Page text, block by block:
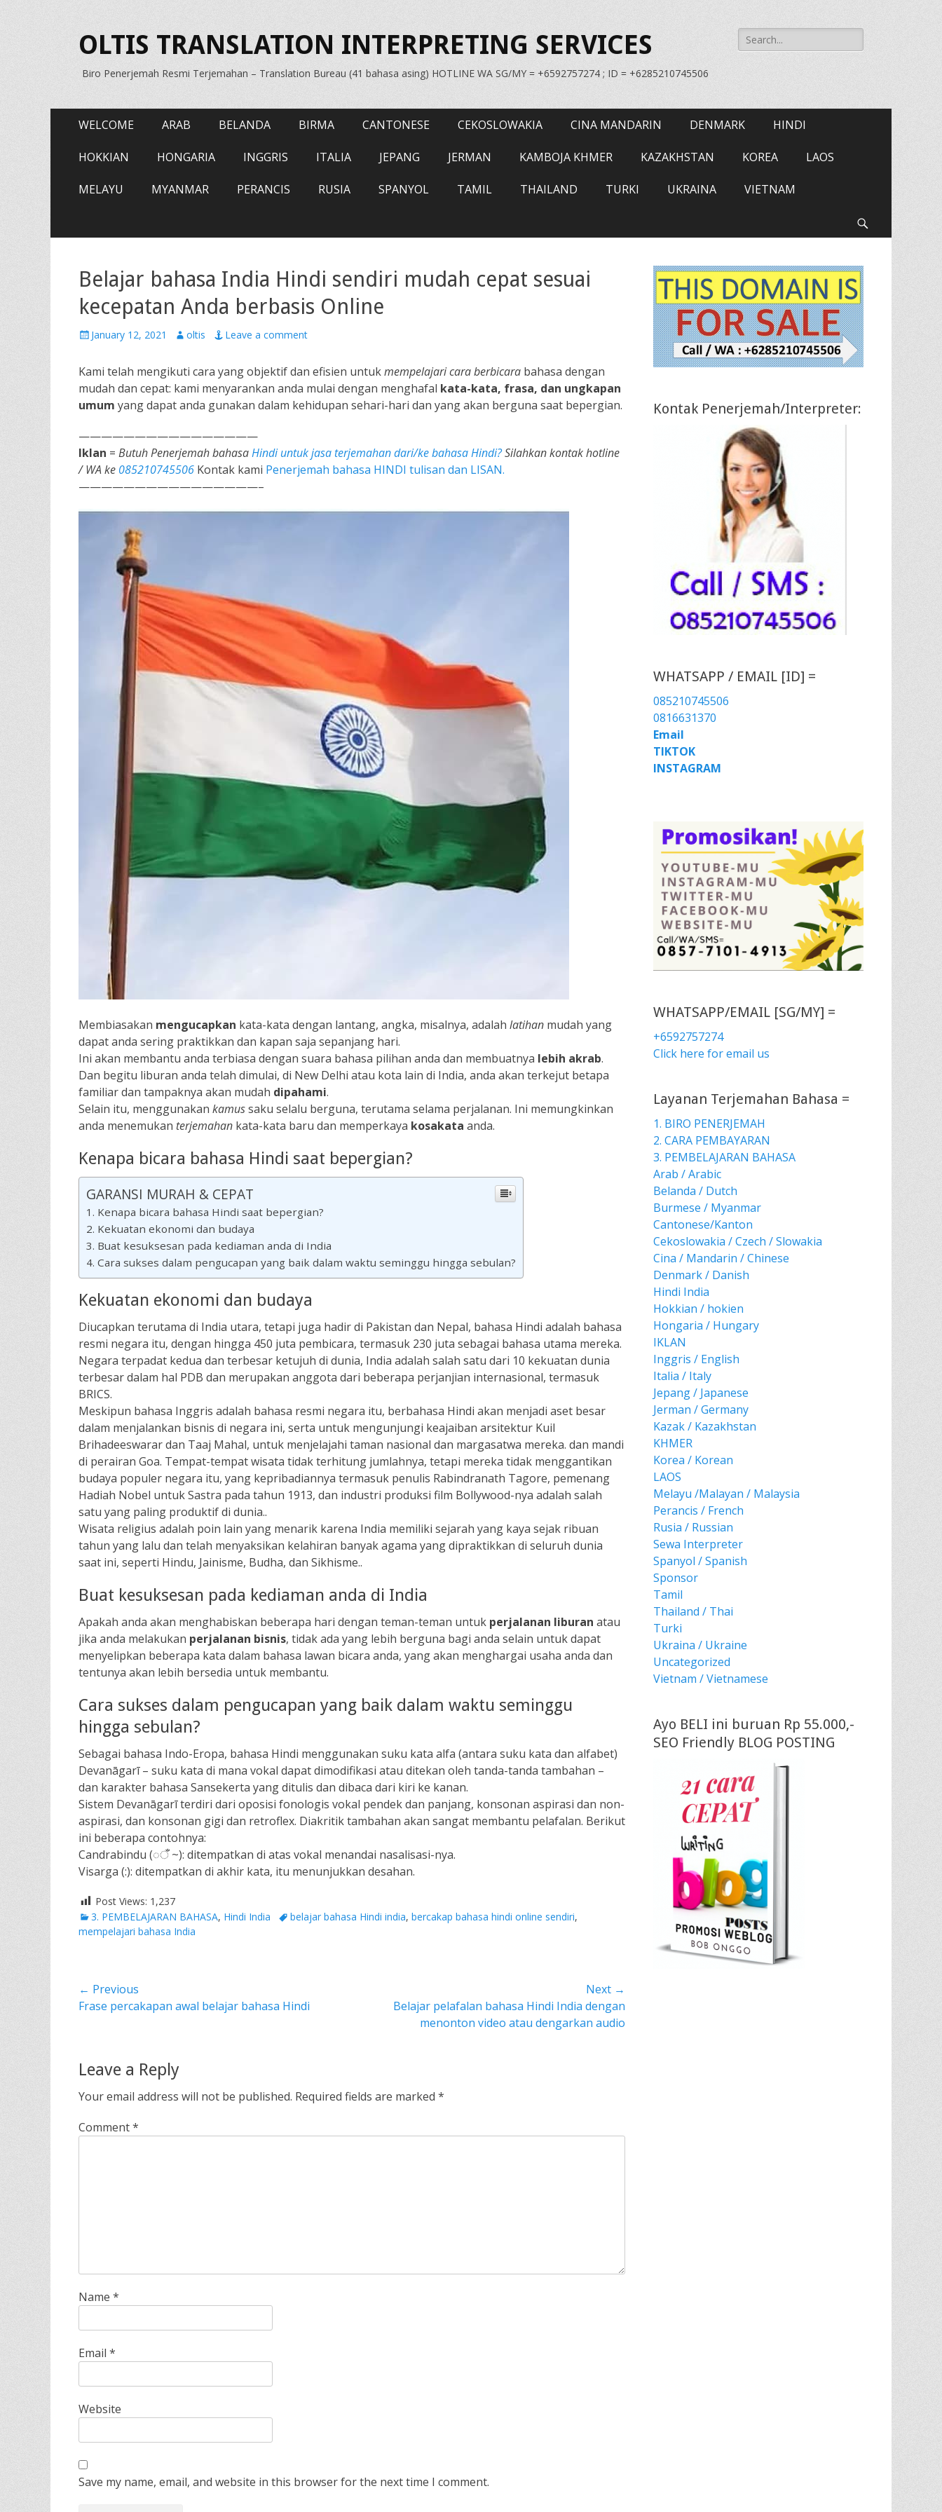
OLTIS TRANSLATION INTERPRETING SERVICES
Biro Penerjemah Resmi Terjemahan – Translation Bureau (41 bahasa asing) HOTLINE WA SG/MY = +6592757274 ; ID = +6285210745506
Search
for:
Primary
content
WELCOME ARAB BELANDA BIRMA CANTONESE CEKOSLOWAKIA CINA MANDARIN DENMARK HINDI
HOKKIAN HONGARIA INGGRIS ITALIA JEPANG JERMAN KAMBOJA KHMER KAZAKHSTAN KOREA LAOS
MELAYU MYANMAR PERANCIS RUSIA SPANYOL TAMIL THAILAND TURKI UKRAINA VIETNAM
Belajar bahasa India Hindi sendiri mudah cepat sesuai
kecepatan Anda berbasis Online
Posted
January 12, 2021 Author
oltis Leave a comment
Kami telah mengikuti cara yang objektif dan efisien untukmempelajari cara berbicara bahasa dengan
mudah dan cepat: kami menyarankan anda mulai dengan menghafal kata-kata, frasa, dan ungkapan
umum yang dapat anda gunakan dalam kehidupan sehari-hari dan yang akan berguna saat bepergian.
————————————————
Iklan = Butuh Penerjemah bahasaHindi untuk jasa terjemahan dari/ke bahasa Hindi?Silahkan kontak hotline
/ WA ke 085210745506 Kontak kami Penerjemah bahasa HINDI tulisan dan LISAN.
————————————————–
Membiasakan mengucapkan kata-kata dengan lantang, angka, misalnya, adalah latihan mudah yang
dapat anda sering praktikkan dan kapan saja sepanjang hari.
Ini akan membantu anda terbiasa dengan suara bahasa pilihan anda dan membuatnya lebih akrab.
Dan begitu liburan anda telah dimulai, di New Delhi atau kota lain di India, anda akan terkejut betapa
familiar dan tampaknya akan mudah dipahami.
Selain itu, menggunakan kamussaku selalu berguna, terutama selama perjalanan. Ini memungkinkan
anda menemukan terjemahan kata-kata baru dan memperkaya kosakata anda.
Kenapa bicara bahasa Hindi saat bepergian?
GARANSI MURAH & CEPAT
Kenapa bicara bahasa Hindi saat bepergian?
Kekuatan ekonomi dan budaya
Buat kesuksesan pada kediaman anda di India
Cara sukses dalam pengucapan yang baik dalam waktu seminggu hingga sebulan?
Kekuatan ekonomi dan budaya
Diucapkan terutama di India utara, tetapi juga hadir di Pakistan dan Nepal, bahasa Hindi adalah bahasa
resmi negara itu, dengan hingga 450 juta pembicara, termasuk 230 juta sebagai bahasa utama mereka.
Negara terpadat kedua dan terbesar ketujuh di dunia, India adalah salah satu dari 10 kekuatan dunia
terbesar dalam hal PDB dan merupakan anggota dari beberapa perjanjian internasional, termasuk
BRICS.
Meskipun bahasa Inggris adalah bahasa resmi negara itu, berbahasa Hindi akan menjadi aset besar
dalam menjalankan bisnis di negara ini, serta untuk mengunjungi keajaiban arsitektur Kuil
Brihadeeswarar dan Taaj Mahal, untuk menjelajahi taman nasional dan margasatwa mereka. dan mandi
di perairan Goa. Tempat-tempat wisata tidak terhitung jumlahnya, tetapi mereka tidak menggantikan
budaya populer negara itu, yang kepribadiannya termasuk penulis Rabindranath Tagore, pemenang
Hadiah Nobel untuk Sastra pada tahun 1913, dan industri produksi film Bollywood-nya adalah salah
satu yang paling produktif di dunia..
Wisata religius adalah poin lain yang menarik karena India memiliki sejarah yang kaya sejak ribuan
tahun yang lalu dan telah menyaksikan kelahiran banyak agama yang dipraktikkan di seluruh dunia
saat ini, seperti Hindu, Jainisme, Budha, dan Sikhisme..
Buat kesuksesan pada kediaman anda di India
Apakah anda akan menghabiskan beberapa hari dengan teman-teman untuk perjalanan liburan atau
jika anda melakukan perjalanan bisnis, tidak ada yang lebih berguna bagi anda selain untuk dapat
menyelipkan beberapa kata dalam bahasa lawan bicara anda, yang akan menghargai usaha anda dan
tentunya akan lebih bersedia untuk membantu.
Cara sukses dalam pengucapan yang baik dalam waktu seminggu
hingga sebulan?
Sebagai bahasa Indo-Eropa, bahasa Hindi menggunakan suku kata alfa (antara suku kata dan alfabet)
Devanāgarī – suku kata di mana vokal dapat dimodifikasi atau ditekan oleh tanda-tanda tambahan –
dan karakter bahasa Sansekerta yang ditulis dan dibaca dari kiri ke kanan.
Sistem Devanāgarī terdiri dari oposisi fonologis vokal pendek dan panjang, konsonan aspirasi dan non-
aspirasi, dan konsonan gigi dan retroflex. Diakritik tambahan akan sangat membantu pelafalan. Berikut
ini beberapa contohnya:
Candrabindu (◌ँ ~): ditempatkan di atas vokal menandai nasalisasi-nya.
Visarga (:): ditempatkan di akhir kata, itu menunjukkan desahan.
Post Views: 1,237
Categories
3. PEMBELAJARAN BAHASA, Hindi India Tagsbelajar bahasa Hindi india, bercakap bahasa hindi online sendiri,
mempelajari bahasa India
Post
navigation
← Previous
Previous
Frase percakapan awal belajar bahasa Hindi
Next →
Belajar pelafalan bahasa Hindi India dengan
menonton video atau dengarkan audio
Leave a Reply
Your email address will not be published. Required fields are marked *
Comment*
Name *
Email *
Website
Save my name, email, and website in this browser for the next time I comment.
Kontak Penerjemah/Interpreter:
WHATSAPP / EMAIL [ID] =
085210745506
0816631370
Email
TIKTOK
INSTAGRAM
WHATSAPP/EMAIL [SG/MY] =
+6592757274
Click here for email us
Layanan Terjemahan Bahasa =
1. BIRO PENERJEMAH
2. CARA PEMBAYARAN
3. PEMBELAJARAN BAHASA
Arab / Arabic
Belanda / Dutch
Burmese / Myanmar
Cantonese/Kanton
Cekoslowakia / Czech / Slowakia
Cina / Mandarin / Chinese
Denmark / Danish
Hindi India
Hokkian / hokien
Hongaria / Hungary
IKLAN
Inggris / English
Italia / Italy
Jepang / Japanese
Jerman / Germany
Kazak / Kazakhstan
KHMER
Korea / Korean
LAOS
Melayu /Malayan / Malaysia
Perancis / French
Rusia / Russian
Sewa Interpreter
Spanyol / Spanish
Sponsor
Tamil
Thailand / Thai
Turki
Ukraina / Ukraine
Uncategorized
Vietnam / Vietnamese
Ayo BELI ini buruan Rp 55.000,-
SEO Friendly BLOG POSTING